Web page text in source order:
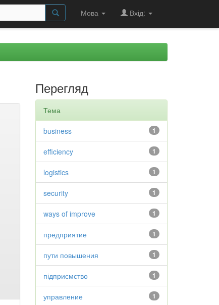
Мова Вхід:
Перегляд
Тема
1
business
1
efficiency
1
logistics
1
security
1
ways of improve
1
предприятие
1
пути повышения
1
підприємство
1
управление